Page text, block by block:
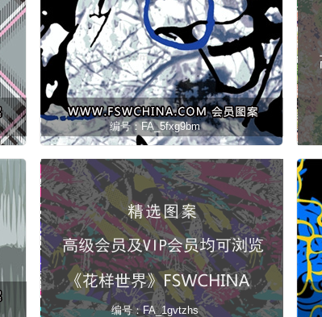
编号：FA_5fxg9bm
编号：FA_1gvtzhs